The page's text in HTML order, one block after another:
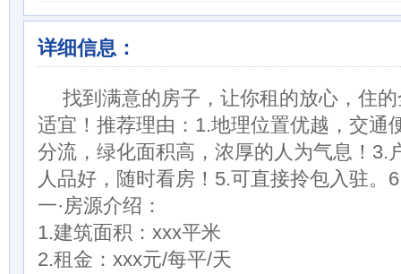
详细信息：
找到满意的房子，让你租的放心，住
适宜！推荐理由：1.地理位置优越，交通
分流，绿化面积高，浓厚的人为气息！3.
人品好，随时看房！5.可直接拎包入驻。
一·房源介绍：
1.建筑面积：xxx平米
2.租金：xxx元/每平/天